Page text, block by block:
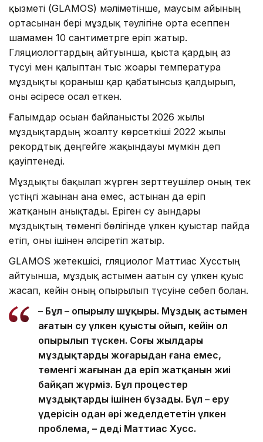
қызметі (GLAMOS) мәліметінше, маусым айының
ортасынан бері мұздық тәулігіне орта есеппен
шамамен 10 сантиметрге еріп жатыр.
Гляциологтардың айтуынша, қыста қардың аз
түсуі мен қалыптан тыс жоғары температура
мұздықты қорғаныш қар қабатынсыз қалдырып,
оны әсіресе осал еткен.
Ғалымдар осыған байланысты 2026 жылы
мұздықтардың жоғалту көрсеткіші 2022 жылғы
рекордтық деңгейге жақындауы мүмкін деп
қауіптенеді.
Мұздықты бақылап жүрген зерттеушілер оның тек
үстіңгі жағынан ғана емес, астынан да еріп
жатқанын анықтады. Еріген су ағындары
мұздықтың төменгі бөлігінде үлкен қуыстар пайда
етіп, оны ішінен әлсіретіп жатыр.
GLAMOS жетекшісі, гляциолог Маттиас Хусстың
айтуынша, мұздық астымен ағатын су үлкен қуыс
жасап, кейін оның опырылып түсуіне себеп болған.
– Бұл – опырылу шұңқыры. Мұздық астымен
ағатын су үлкен қуысты ойып, кейін ол
опырылып түскен. Соңғы жылдары
мұздықтардың жоғарыдан ғана емес,
төменгі жағынан да еріп жатқанын жиі
байқап жүрміз. Бұл процестер
мұздықтарды ішінен бұзады. Бұл – еру
үдерісін одан әрі жеделдететін үлкен
проблема, – деді Маттиас Хусс.